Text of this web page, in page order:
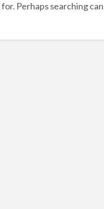
Perhaps searching